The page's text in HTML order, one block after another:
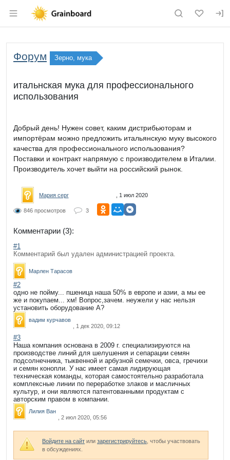
Раздел навигации по сайту
Форум Зерно, мука
итальнская мука для профессионального
использования
Добрый день! Нужен совет, каким дистрибьюторам и
импортёрам можно предложить итальянскую муку высокого
качества для профессионального использования?
Поставки и контракт напрямую с производителем в Италии.
Производитель хочет выйти на российский рынок.
Мария серг , 1 июл 2020
846 просмотров 3
Комментарии (3):
#1
Комментарий был удален администрацией проекта.
Марлен Тарасов
#2
одно не пойму... пшеница наша 50% в европе и азии, а мы ее
же и покупаем... хм! Вопрос,зачем. неужели у нас нельзя
установить оборудование А?
вадим курчавов
, 1 дек 2020, 09:12
#3
Наша компания основана в 2009 г. специализируются на
производстве линий для шелушения и сепарации семян
подсолнечника, тыквенной и арбузной семечки, овса, гречихи
и семян конопли. У нас имеет самая лидирующая
техническая команды, которая самостоятельно разработала
комплексные линии по переработке злаков и масличных
культур, и они являются патентованными продуктам с
авторским правом в компании.
Лилия Ван
, 2 июл 2020, 05:56
Войдите на сайт или зарегистрируйтесь , чтобы участвовать
в обсуждениях.